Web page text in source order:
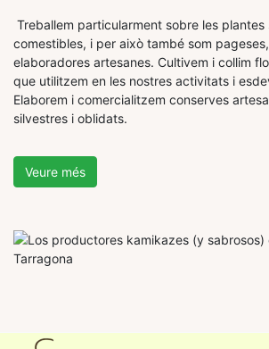
Treballem particularment sobre les plantes
comestibles, i per això també som pageses,
elaboradores artesanes. Cultivem i collim
que utilitzem en les nostres activitats i
Elaborem i comercialitzem conserves
silvestres i oblidats.
Veure més